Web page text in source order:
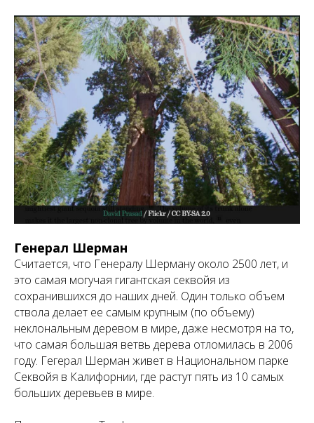
Генерал Шерман
Считается, что Генералу Шерману около 2500 лет, и
это самая могучая гигантская секвойя из
сохранившихся до наших дней. Один только объем
ствола делает ее самым крупным (по объему)
неклональным деревом в мире, даже несмотря на то,
что самая большая ветвь дерева отломилась в 2006
году. Гегерал Шерман живет в Национальном парке
Секвойя в Калифорнии, где растут пять из 10 самых
больших деревьев в мире.